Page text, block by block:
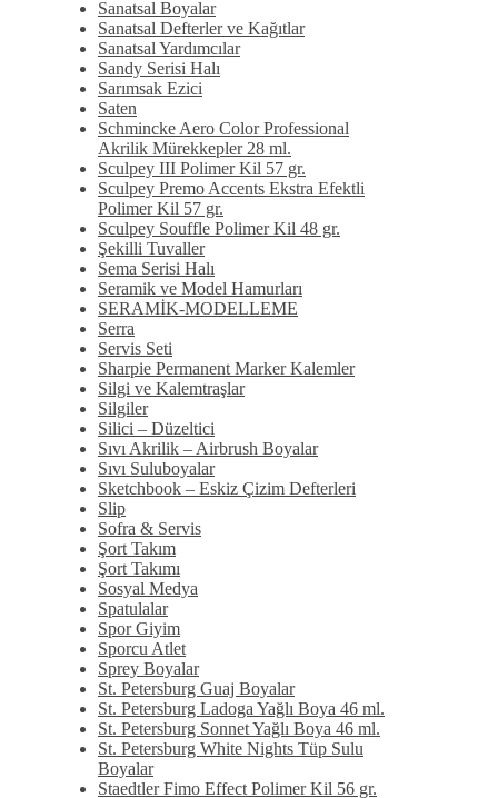
Sanatsal Boyalar
Sanatsal Defterler ve Kağıtlar
Sanatsal Yardımcılar
Sandy Serisi Halı
Sarımsak Ezici
Saten
Schmincke Aero Color Professional
Akrilik Mürekkepler 28 ml.
Sculpey III Polimer Kil 57 gr.
Sculpey Premo Accents Ekstra Efektli
Polimer Kil 57 gr.
Sculpey Souffle Polimer Kil 48 gr.
Şekilli Tuvaller
Sema Serisi Halı
Seramik ve Model Hamurları
SERAMİK-MODELLEME
Serra
Servis Seti
Sharpie Permanent Marker Kalemler
Silgi ve Kalemtraşlar
Silgiler
Silici – Düzeltici
Sıvı Akrilik – Airbrush Boyalar
Sıvı Suluboyalar
Sketchbook – Eskiz Çizim Defterleri
Slip
Sofra & Servis
Şort Takım
Şort Takımı
Sosyal Medya
Spatulalar
Spor Giyim
Sporcu Atlet
Sprey Boyalar
St. Petersburg Guaj Boyalar
St. Petersburg Ladoga Yağlı Boya 46 ml.
St. Petersburg Sonnet Yağlı Boya 46 ml.
St. Petersburg White Nights Tüp Sulu
Boyalar
Staedtler Fimo Effect Polimer Kil 56 gr.